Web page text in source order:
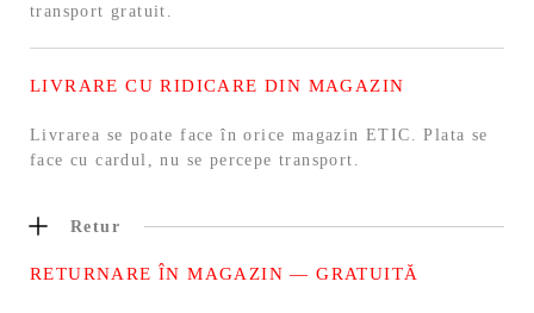
transport gratuit.
LIVRARE CU RIDICARE DIN MAGAZIN
Livrarea se poate face în orice magazin ETIC. Plata se
face cu cardul, nu se percepe transport.
Retur
RETURNARE ÎN MAGAZIN — GRATUITĂ